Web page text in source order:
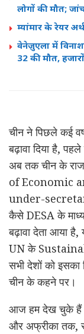
लोगों की मौत;
म्यांमार के रेयर
वेनेज़ुएला में
32 की मौत,
चीन ने पिछले कई
बढ़ावा दिया है,
अब तक चीन के
of Economic
under-
कैसे DESA के
बढ़ावा देता आया
UN के
सभी देशों को इसका
चीन के कहने पर।
आज हम देख चुके हैं
और अफ्रीका तक,